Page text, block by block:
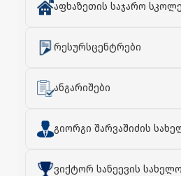
აფხაზეთის საჯარო
რესურსცენტრები
ანგარიშები
გიორგი შარვაშიძის
ვიქტორ სანეევის